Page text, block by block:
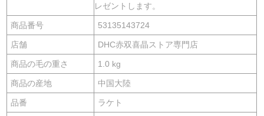
レゼントします。
商品番号 53135143724
店舗 DHC赤双喜晶ストア専門店
商品の毛の重さ 1.0 kg
商品の産地 中国大陸
品番 ラケト